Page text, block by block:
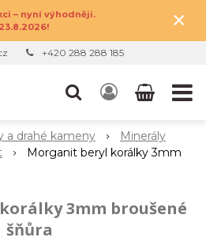
– nyní výhodněji.
×
+420 288 288 185
a drahé kameny
Minerály
Morganit beryl korálky 3mm
3mm broušené
šňůra